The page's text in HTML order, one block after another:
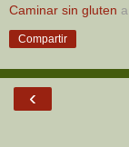
Caminar sin gluten
Compartir
‹